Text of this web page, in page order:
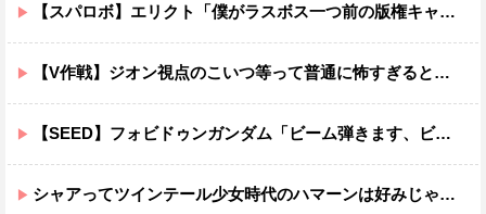
【スパロボ】エリクト「僕がラスボス一つ前の版権キャラ最後の敵ってちょっと荷が重すぎない？」
【V作戦】ジオン視点のこいつ等って普通に怖すぎると思う…
【SEED】フォビドゥンガンダム「ビーム弾きます、ビーム曲げられます、空飛びます」←二世代目でこれ出来るのおかしいだろ
シャアってツインテール少女時代のハマーンは好みじゃなかったの？